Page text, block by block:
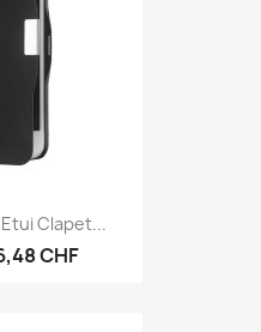
Clapet...
CHF